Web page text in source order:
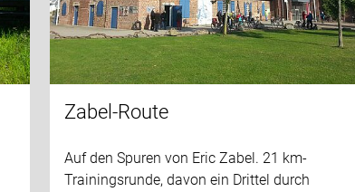
Zabel-Route
Auf den Spuren von Eric Zabel. 21 km-
Trainingsrunde, davon ein Drittel durch